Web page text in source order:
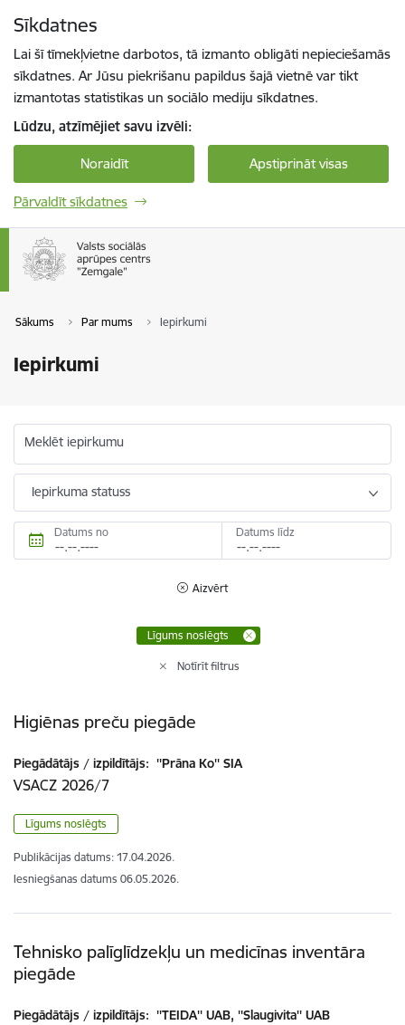
Sīkdatnes
Lai šī tīmekļvietne darbotos, tā izmanto obligāti nepieciešamās
sīkdatnes. Ar Jūsu piekrišanu papildus šajā vietnē var tikt
izmantotas statistikas un sociālo mediju sīkdatnes.
Lūdzu, atzīmējiet savu izvēli:
Noraidīt Apstiprināt visas
Pārvaldīt sīkdatnes
Sākums Par mums Iepirkumi
Iepirkumi
Meklēt iepirkumu
Iepirkuma statuss
Datums no Datums līdz
Aizvērt
Līgums noslēgts
Notīrīt filtrus
Higiēnas preču piegāde
Piegādātājs / izpildītājs: ''Prāna Ko'' SIA
VSACZ 2026/7
Līgums noslēgts
Publikācijas datums: 17.04.2026.
Iesniegšanas datums 06.05.2026.
Tehnisko palīglīdzekļu un medicīnas inventāra
piegāde
Piegādātājs / izpildītājs: ''TEIDA'' UAB, ''Slaugivita'' UAB